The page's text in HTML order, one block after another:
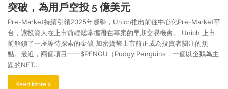
突破，為用戶空投 5 億美元
Pre-Market持續引領2025年趨勢，Unich推出前往中心化Pre-Market平
台，讓投資人在上市前輕鬆掌握潛在專案的早期交易機會。 Unich 上市
前解鎖了一座等待探索的金礦 加密貨幣上市前正成為投資者關注的焦
點。最近，兩個項目——$PENGU（Pudgy Penguins，一個以企鵝為主
題的NFT…
Read More »